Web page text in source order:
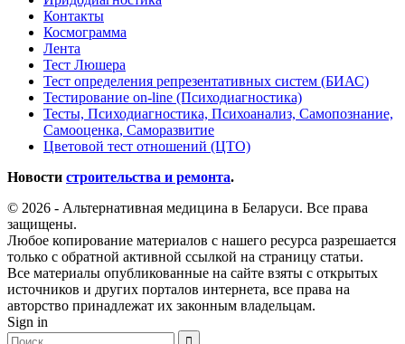
Контакты
Космограмма
Лента
Тест Люшера
Тест определения репрезентативных систем (БИАС)
Тестирование on-line (Психодиагностика)
Тесты, Психодиагностика, Психоанализ, Самопознание,
Самооценка, Саморазвитие
Цветовой тест отношений (ЦТО)
Новости строительства и ремонта.
© 2026 - Альтернативная медицина в Беларуси. Все права
защищены.
Любое копирование материалов с нашего ресурса разрешается
только с обратной активной ссылкой на страницу статьи.
Все материалы опубликованные на сайте взяты с открытых
источников и других порталов интернета, все права на
авторство принадлежат их законным владельцам.
Sign in